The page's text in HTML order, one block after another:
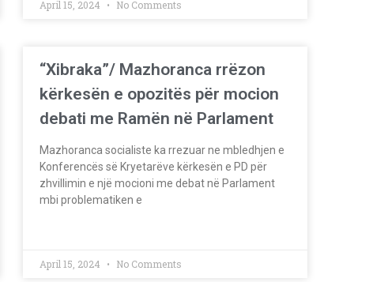
April 15, 2024 No Comments
“Xibraka”/ Mazhoranca rrëzon
kërkesën e opozitës për mocion
debati me Ramën në Parlament
Mazhoranca socialiste ka rrezuar ne mbledhjen e
Konferencës së Kryetarëve kërkesën e PD për
zhvillimin e një mocioni me debat në Parlament
mbi problematiken e
April 15, 2024 No Comments